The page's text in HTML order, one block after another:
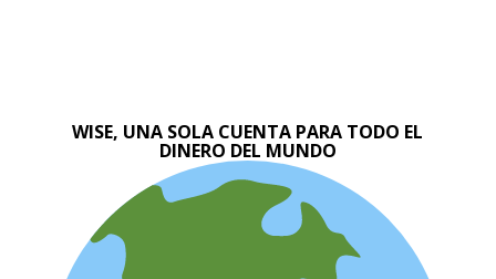
WISE, UNA SOLA CUENTA PARA TODO EL
DINERO DEL MUNDO